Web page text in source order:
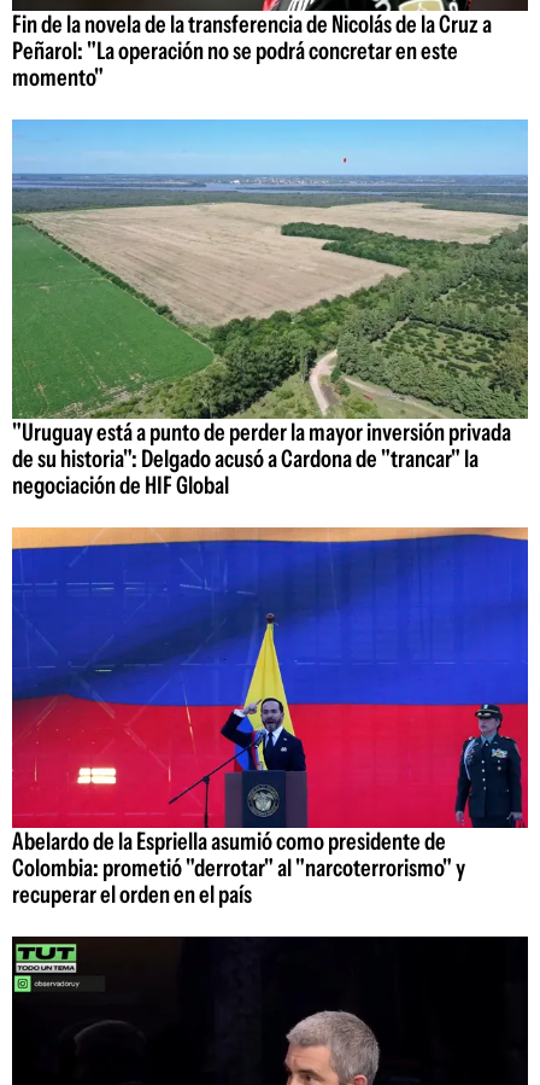
Fin de la novela de la transferencia de Nicolás de la Cruz a
Peñarol: "La operación no se podrá concretar en este
momento"
"Uruguay está a punto de perder la mayor inversión privada
de su historia": Delgado acusó a Cardona de "trancar" la
negociación de HIF Global
Abelardo de la Espriella asumió como presidente de
Colombia: prometió "derrotar" al "narcoterrorismo" y
recuperar el orden en el país